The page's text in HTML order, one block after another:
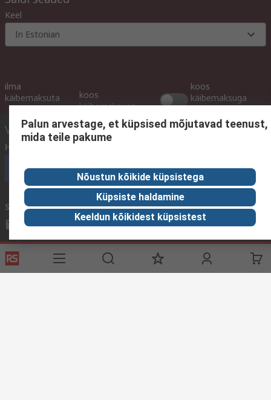
Keel
In Estonian
ilma
käibemaksuta
koos
käibemaksuga
koos
käibemaksuga
Võtke meiega ühendust
Helistage meile
Helistage kohe klienditeenindusse
Saatke meile e-kiri vastame tavaliselt 24 tunni jooksul.
sales@rsdelivers.ee
Võtke meiega ühendust
Palun arvestage, et küpsised mõjutavad teenust,
mida teile pakume
Nõustun kõikide küpsistega
Küpsiste haldamine
Keeldun kõikidest küpsistest